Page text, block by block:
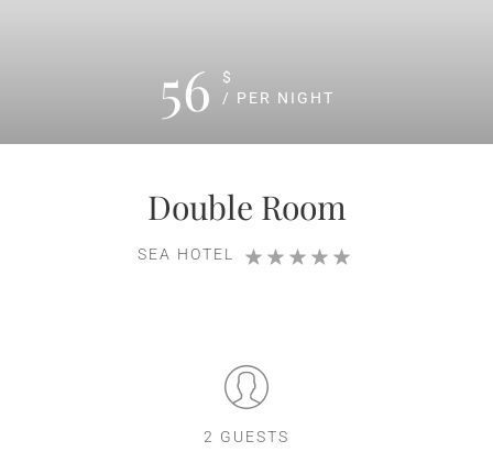
56
$
/ PER NIGHT
Double Room
SEA HOTEL
2 GUESTS